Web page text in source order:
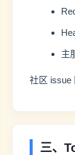
主
社区 issue
三、